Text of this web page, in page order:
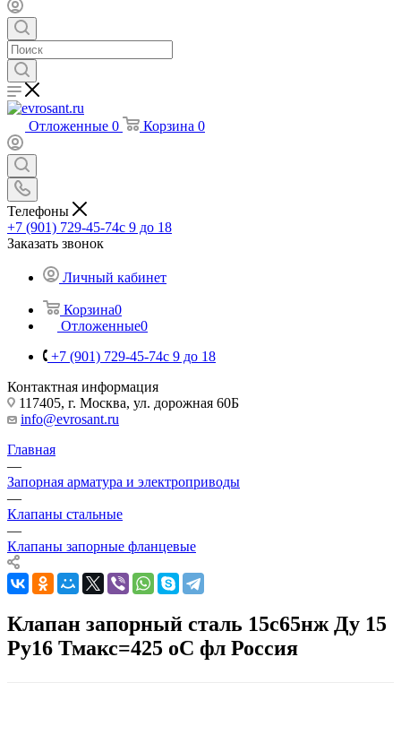
Отложенные 0 Корзина 0
Телефоны
+7 (901) 729-45-74c 9 до 18
Заказать звонок
Личный кабинет
Корзина0
Отложенные0
+7 (901) 729-45-74c 9 до 18
Контактная информация
117405, г. Москва, ул. дорожная 60Б
info@evrosant.ru
Главная
—
Запорная арматура и электроприводы
—
Клапаны стальные
—
Клапаны запорные фланцевые
Клапан запорный сталь 15с65нж Ду 15
Ру16 Тмакс=425 оС фл Россия